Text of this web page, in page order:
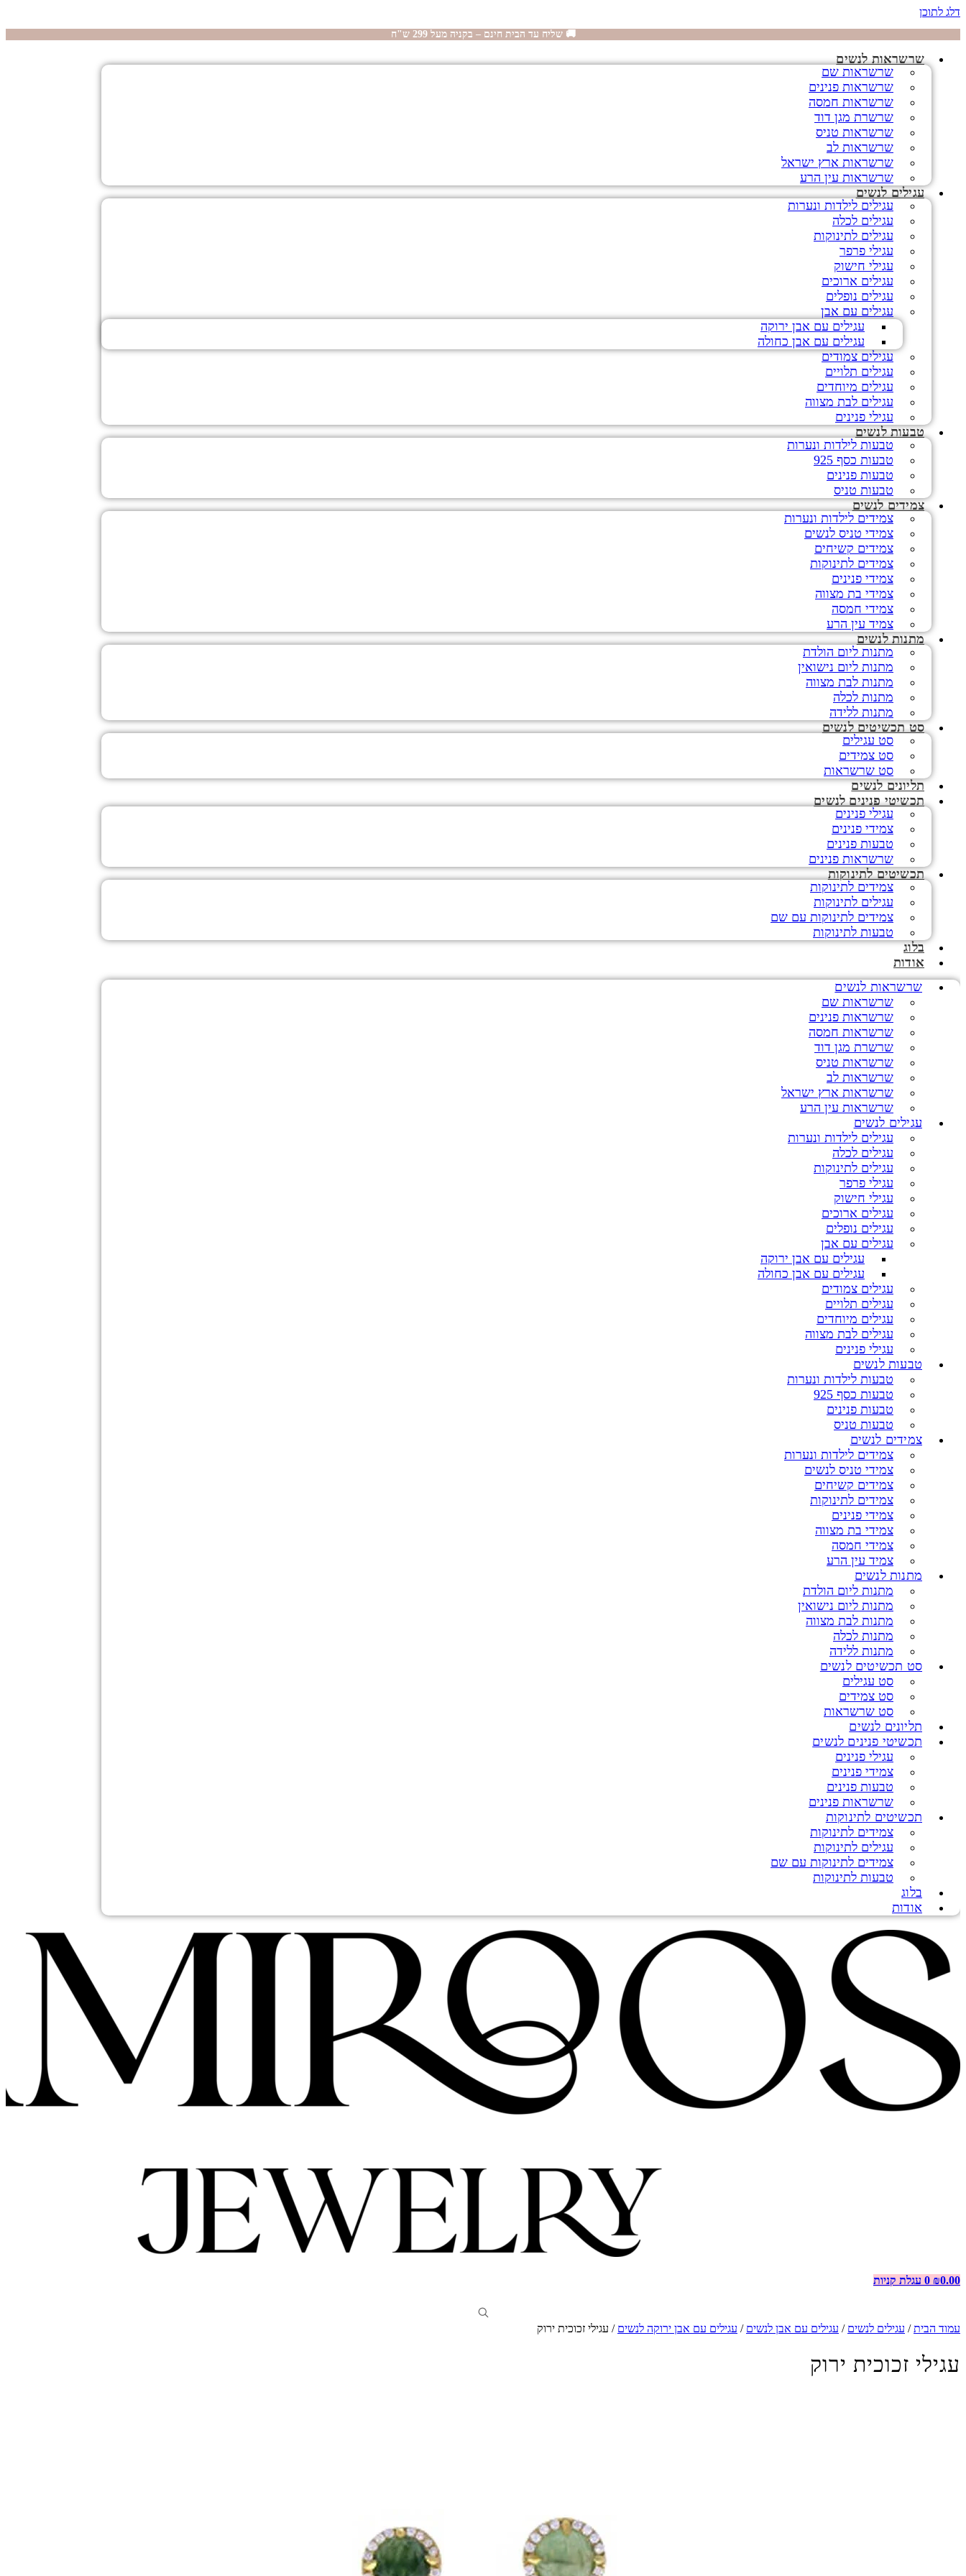
דלג לתוכן
🚚 שליח עד הבית חינם – בקניה מעל 299 ש"ח
שרשראות לנשים
שרשראות שם
שרשראות פנינים
שרשראות חמסה
שרשרת מגן דוד
שרשראות טניס
שרשראות לב
שרשראות ארץ ישראל
שרשראות עין הרע
עגילים לנשים
עגילים לילדות ונערות
עגילים לכלה
עגילים לתינוקות
עגילי פרפר
עגילי חישוק
עגילים ארוכים
עגילים נופלים
עגילים עם אבן
עגילים עם אבן ירוקה
עגילים עם אבן כחולה
עגילים צמודים
עגילים תלויים
עגילים מיוחדים
עגילים לבת מצווה
עגילי פנינים
טבעות לנשים
טבעות לילדות ונערות
טבעות כסף 925
טבעות פנינים
טבעות טניס
צמידים לנשים
צמידים לילדות ונערות
צמידי טניס לנשים
צמידים קשיחים
צמידים לתינוקות
צמידי פנינים
צמידי בת מצווה
צמידי חמסה
צמיד עין הרע
מתנות לנשים
מתנות ליום הולדת
מתנות ליום נישואין
מתנות לבת מצווה
מתנות לכלה
מתנות ללידה
סט תכשיטים לנשים
סט עגילים
סט צמידים
סט שרשראות
תליונים לנשים
תכשיטי פנינים לנשים
עגילי פנינים
צמידי פנינים
טבעות פנינים
שרשראות פנינים
תכשיטים לתינוקות
צמידים לתינוקות
עגילים לתינוקות
צמידים לתינוקות עם שם
טבעות לתינוקות
בלוג
אודות
שרשראות לנשים
שרשראות שם
שרשראות פנינים
שרשראות חמסה
שרשרת מגן דוד
שרשראות טניס
שרשראות לב
שרשראות ארץ ישראל
שרשראות עין הרע
עגילים לנשים
עגילים לילדות ונערות
עגילים לכלה
עגילים לתינוקות
עגילי פרפר
עגילי חישוק
עגילים ארוכים
עגילים נופלים
עגילים עם אבן
עגילים עם אבן ירוקה
עגילים עם אבן כחולה
עגילים צמודים
עגילים תלויים
עגילים מיוחדים
עגילים לבת מצווה
עגילי פנינים
טבעות לנשים
טבעות לילדות ונערות
טבעות כסף 925
טבעות פנינים
טבעות טניס
צמידים לנשים
צמידים לילדות ונערות
צמידי טניס לנשים
צמידים קשיחים
צמידים לתינוקות
צמידי פנינים
צמידי בת מצווה
צמידי חמסה
צמיד עין הרע
מתנות לנשים
מתנות ליום הולדת
מתנות ליום נישואין
מתנות לבת מצווה
מתנות לכלה
מתנות ללידה
סט תכשיטים לנשים
סט עגילים
סט צמידים
סט שרשראות
תליונים לנשים
תכשיטי פנינים לנשים
עגילי פנינים
צמידי פנינים
טבעות פנינים
שרשראות פנינים
תכשיטים לתינוקות
צמידים לתינוקות
עגילים לתינוקות
צמידים לתינוקות עם שם
טבעות לתינוקות
בלוג
אודות
₪0.00
0 עגלת קניות
עמוד הבית/ עגילים לנשים / עגילים עם אבן לנשים / עגילים עם אבן ירוקה לנשים / עגילי זכוכית ירוק
עגילי זכוכית ירוק